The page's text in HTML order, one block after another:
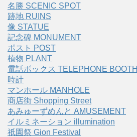
名勝 SCENIC SPOT
跡地 RUINS
像 STATUE
記念碑 MONUMENT
ポスト POST
植物 PLANT
電話ボックス TELEPHONE BOOTH
時計
マンホール MANHOLE
商店街 Shopping Street
あみゅーずめんと AMUSEMENT
イルミネーション illumination
祇園祭 Gion Festival